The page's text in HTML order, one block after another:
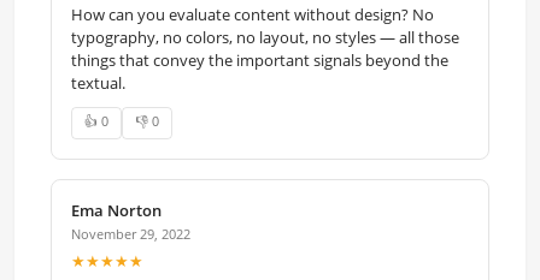
How can you evaluate content without design? No
typography, no colors, no layout, no styles — all those
things that convey the important signals beyond the
textual.
👍 0 👎 0
Ema Norton
November 29, 2022
★★★★★